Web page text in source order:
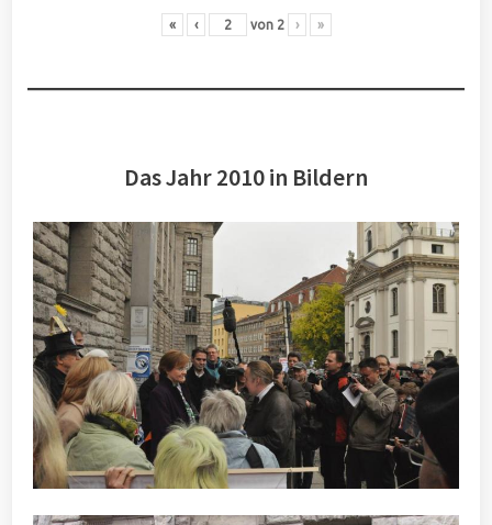
« ‹ von 2 › »
Das Jahr 2010 in Bildern